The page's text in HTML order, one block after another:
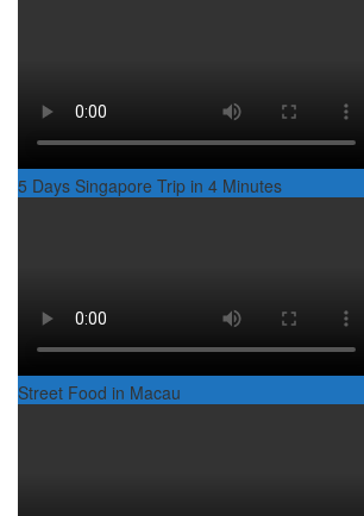
5 Days Singapore Trip in 4 Minutes
Street Food in Macau